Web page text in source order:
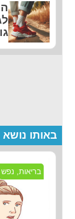
באותו נושא
בריאות נפש